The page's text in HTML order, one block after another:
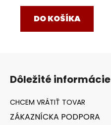
DO KOŠÍKA
Dôležité informácie
ZÁKAZNÍCKA PODPORA